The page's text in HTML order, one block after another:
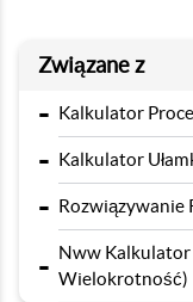
Związane z
- Kalkulator
- Kalkulator
- Rozwiązywanie
- Nww Kalkulator
Wielokrotność)